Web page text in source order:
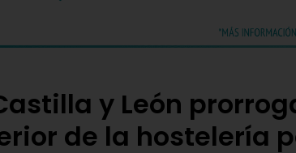
y León
de la hostelería